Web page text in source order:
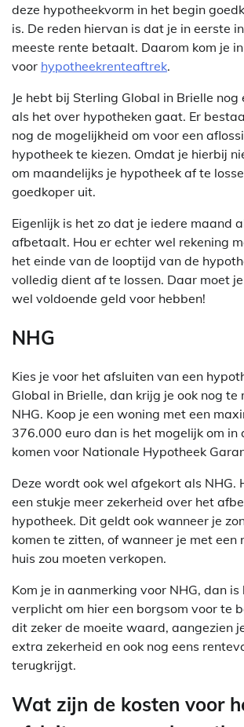
deze hypotheekvorm in het begin
is. De reden hiervan is dat je in eerste
meeste rente betaalt. Daarom kom je
voor hypotheekrenteaftrek.
Je hebt bij Sterling Global in Brielle nog
als het over hypotheken gaat. Er
nog de mogelijkheid om voor een
hypotheek te kiezen. Omdat je hierbij
om maandelijks je hypotheek af te
goedkoper uit.
Eigenlijk is het zo dat je iedere maand
afbetaalt. Hou er echter wel rekening
het einde van de looptijd van de
volledig dient af te lossen. Daar moet
wel voldoende geld voor hebben!
NHG
Kies je voor het afsluiten van een
Global in Brielle, dan krijg je ook nog te
NHG. Koop je een woning met een
376.000 euro dan is het mogelijk om in
komen voor Nationale Hypotheek
Deze wordt ook wel afgekort als NHG.
een stukje meer zekerheid over het
hypotheek. Dit geldt ook wanneer je
komen te zitten, of wanneer je met een
huis zou moeten verkopen.
Kom je in aanmerking voor NHG, dan
verplicht om hier een borgsom voor te
dit zeker de moeite waard, aangezien
extra zekerheid en ook nog eens
terugkrijgt.
Wat zijn de kosten voor